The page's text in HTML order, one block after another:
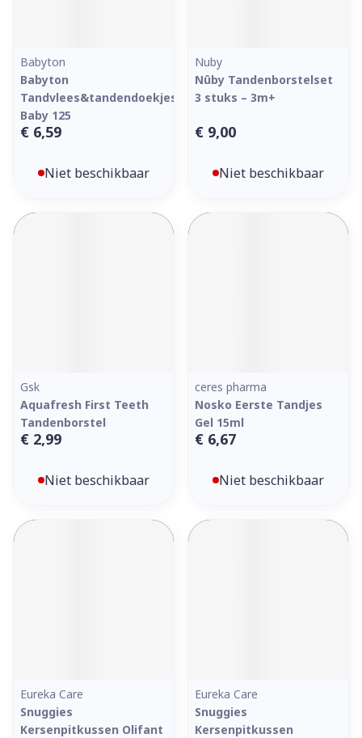
Babyton
Babyton
Tandvlees&tandendoekjes
Baby 125
€ 6,59
Niet beschikbaar
Nuby
Nûby Tandenborstelset
3 stuks – 3m+
€ 9,00
Niet beschikbaar
Gsk
Aquafresh First Teeth
Tandenborstel
€ 2,99
Niet beschikbaar
ceres pharma
Nosko Eerste Tandjes
Gel 15ml
€ 6,67
Niet beschikbaar
Eureka Care
Snuggies
Kersenpitkussen Olifant
Eureka Care
Snuggies
Kersenpitkussen